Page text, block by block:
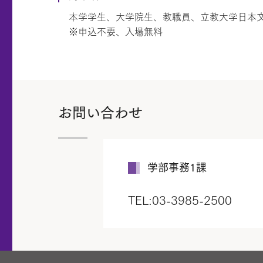
本学学生、大学院生、教職員、立教大学日本
※申込不要、入場無料
お問い合わせ
学部事務1課
TEL:03-3985-2500